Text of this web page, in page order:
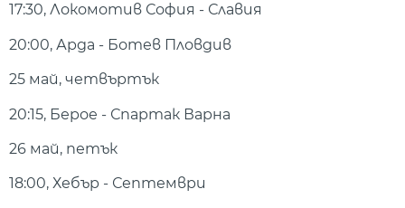
17:30, Локомотив София - Славия
20:00, Арда - Ботев Пловдив
25 май, четвъртък
20:15, Берое - Спартак Варна
26 май, петък
18:00, Хебър - Септември